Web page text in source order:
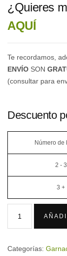
¿Quieres
AQUÍ
Te recordamos,
ENVÍO SON
(consultar para
Descuento
Número de
2 - 3
3 +
Categorías: